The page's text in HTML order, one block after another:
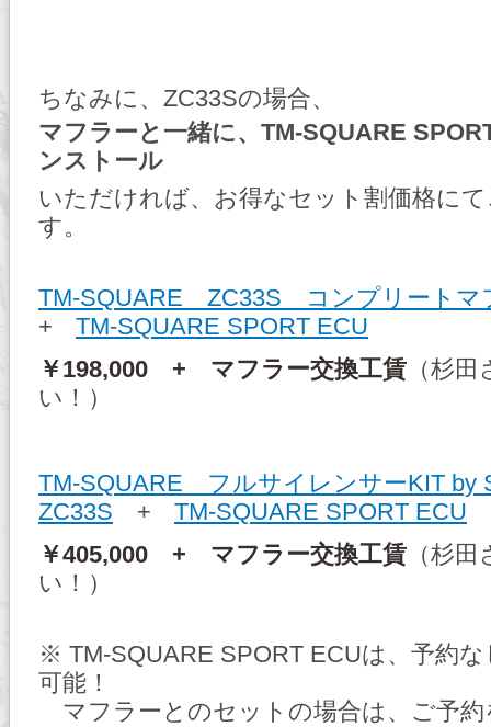
ちなみに、ZC33Sの場合、
マフラーと一緒に、TM-SQUARE
ンストール
いただければ、お得なセット割価格に
す。
TM-SQUARE ZC33S コンプリート
+ TM-SQUARE SPORT ECU
￥198,000 + マフラー交換工賃 （杉
い！）
TM-SQUARE フルサイレンサーKIT
ZC33S + TM-SQUARE SPORT ECU
￥405,000 + マフラー交換工賃 （杉
い！）
※ TM-SQUARE SPORT ECUは、予約
可能！
マフラーとのセットの場合は、ご予約